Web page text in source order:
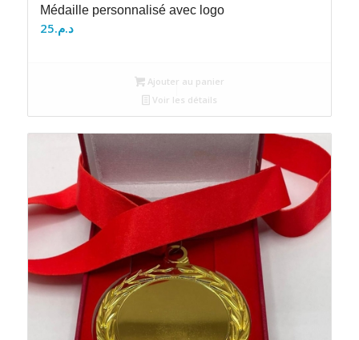
Médaille personnalisé avec logo
د.م.25
Ajouter au panier
Voir les détails